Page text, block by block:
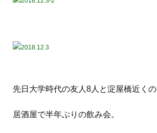
先日大学時代の友人8人と淀屋橋近くの
居酒屋で半年ぶりの飲み会。